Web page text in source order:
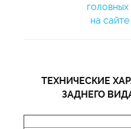
на сайте
ТЕХНИЧЕСКИЕ
ЗАДНЕГО ВИДА